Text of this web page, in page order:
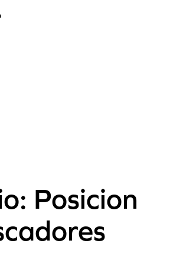
Posicion